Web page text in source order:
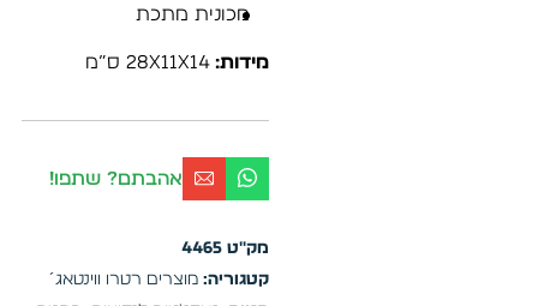
מכונית מתכת
מידות: 28x11x14 ס”מ
אהבתם? שתפו!
מק"ט 4465
קטגוריה: מוצרים רטרו ווינטאג´